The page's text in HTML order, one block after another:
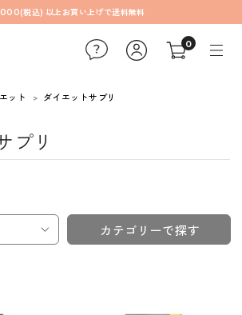
税込) 以上お買い上げで送料無料
0
ット ダイエットサプリ
プリ
カテゴリーで探す